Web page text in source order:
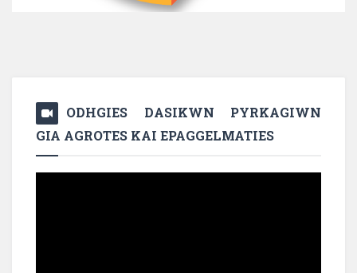
ODHGIES DASIKWN PYRKAGIWN
GIA AGROTES KAI EPAGGELMATIES